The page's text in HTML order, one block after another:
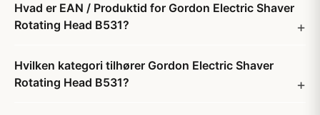
Hvad er EAN / Produktid for Gordon Electric Shaver
Rotating Head B531?
Hvilken kategori tilhører Gordon Electric Shaver
Rotating Head B531?